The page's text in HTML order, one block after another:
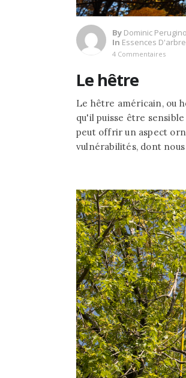
By Dominic Perugino
In Essences
4 Commentaires
Le hêtre
Le hêtre américain, ou
qu'il puisse être
peut offrir un aspect
vulnérabilités, dont